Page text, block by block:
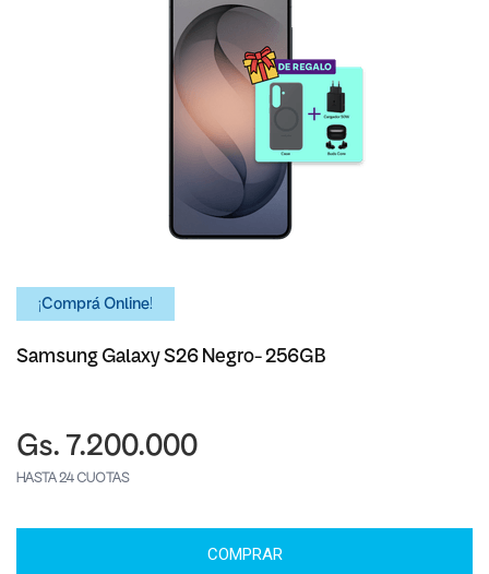
¡Comprá Online!
Samsung Galaxy S26 Negro- 256GB
Gs. 7.200.000
HASTA 24 CUOTAS
COMPRAR